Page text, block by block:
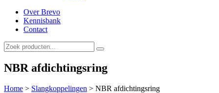
Over Brevo
Kennisbank
Contact
NBR afdichtingsring
Home > Slangkoppelingen > NBR afdichtingsring